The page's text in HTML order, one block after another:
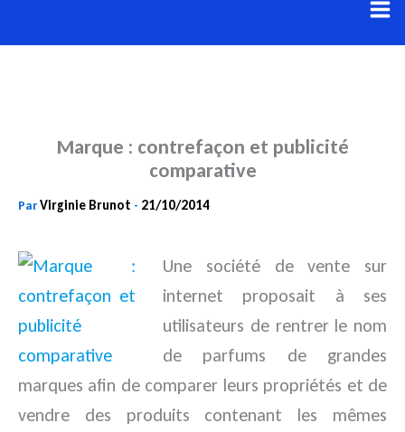
au
Marque : contrefaçon et publicité
comparative
ParVirginie Brunot - 21/10/2014
Une société de vente sur
internet proposait à ses
utilisateurs de rentrer le nom
de parfums de grandes
marques afin de comparer leurs propriétés et de
vendre des produits contenant les mêmes